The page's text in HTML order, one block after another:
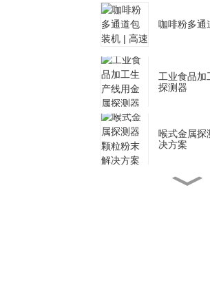
咖啡粉多通
工业食品加
探测器
喉式金属探
决方案